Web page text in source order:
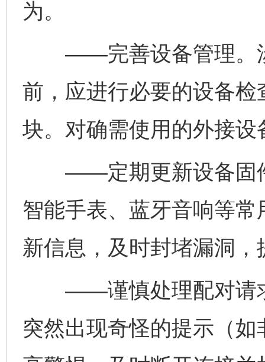
为。
——完善设备管理。涉
前，应进行必要的设备
块。对确需使用的外接
——定期更新设备固件
智能手表、蓝牙音响等
新信息，及时封堵漏洞
——谨慎处理配对请求
突然出现奇怪的提示（
东山县通报“牛蛙产品抗生素超标问题” 法
千年窑火 生生不息 一